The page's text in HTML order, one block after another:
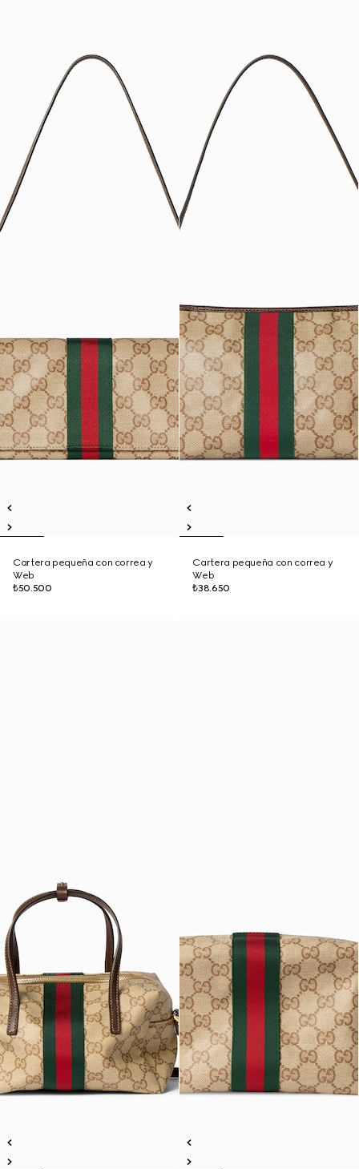
Cartera pequeña con correa y
Web
₺50.500
Cartera pequeña con correa y
Web
₺38.650